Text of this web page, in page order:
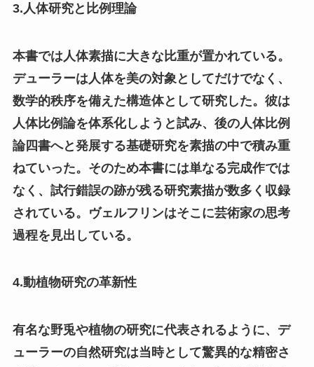
3.人体研究と比例理論
本書では人体素描に大きな比重が置かれている。
デューラーは人体を美の対象としてだけでなく、
数学的秩序を備えた構造体として研究した。彼は
人体比例論を体系化しようと試み、後の人体比例
論四書へと発展する基礎研究を素描の中で積み重
ねていった。そのため本書には単なる完成作では
なく、試行錯誤の跡が残る研究素描が数多く収録
されている。ヴェルフリンはそこに芸術家の思考
過程を見出している。
4.動植物研究の革新性
有名な野兎や植物の研究に代表されるように、デ
ューラーの自然研究は当時として驚異的な精密さ